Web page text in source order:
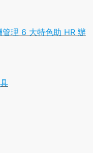
管理 6 大特色助 HR 辦